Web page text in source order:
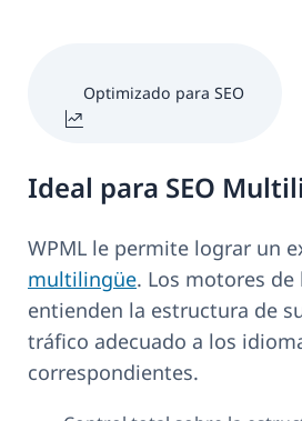
Optimizado para SEO
Ideal para SEO
WPML le permite lograr un
multilingüe. Los motores de
entienden la estructura de
tráfico adecuado a los
correspondientes.